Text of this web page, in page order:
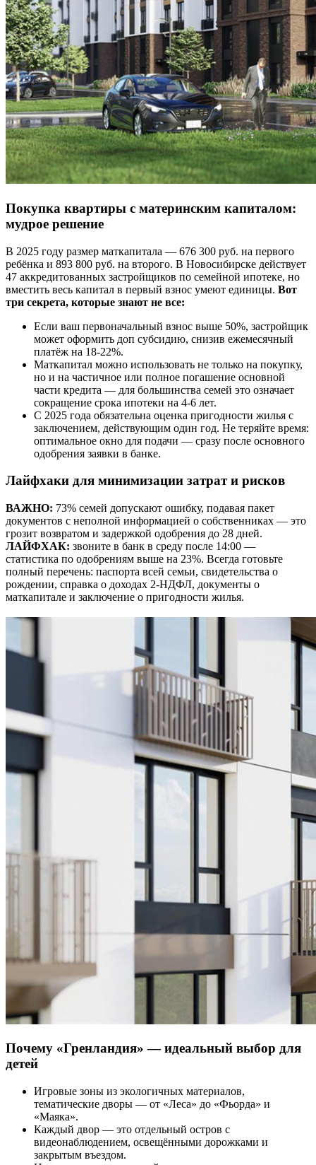
Покупка квартиры с материнским капиталом:
мудрое решение
В 2025 году размер маткапитала — 676 300 руб. на первого
ребёнка и 893 800 руб. на второго. В Новосибирске действует
47 аккредитованных застройщиков по семейной ипотеке, но
вместить весь капитал в первый взнос умеют единицы. Вот
три секрета, которые знают не все:
Если ваш первоначальный взнос выше 50%, застройщик
может оформить доп субсидию, снизив ежемесячный
платёж на 18-22%.
Маткапитал можно использовать не только на покупку,
но и на частичное или полное погашение основной
части кредита — для большинства семей это означает
сокращение срока ипотеки на 4-6 лет.
С 2025 года обязательна оценка пригодности жилья с
заключением, действующим один год. Не теряйте время:
оптимальное окно для подачи — сразу после основного
одобрения заявки в банке.
Лайфхаки для минимизации затрат и рисков
ВАЖНО: 73% семей допускают ошибку, подавая пакет
документов с неполной информацией о собственниках — это
грозит возвратом и задержкой одобрения до 28 дней.
ЛАЙФХАК: звоните в банк в среду после 14:00 —
статистика по одобрениям выше на 23%. Всегда готовьте
полный перечень: паспорта всей семьи, свидетельства о
рождении, справка о доходах 2-НДФЛ, документы о
маткапитале и заключение о пригодности жилья.
Почему «Гренландия» — идеальный выбор для
детей
Игровые зоны из экологичных материалов,
тематические дворы — от «Леса» до «Фьорда» и
«Маяка».
Каждый двор — это отдельный остров с
видеонаблюдением, освещёнными дорожками и
закрытым въездом.